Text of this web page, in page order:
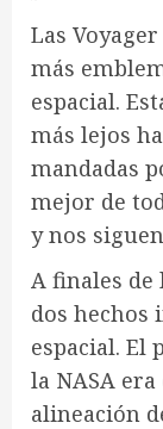
Las
más
espacial.
más lejos
mandadas
mejor de
y nos
A finales
dos hechos
espacial. El
la NASA
alineación